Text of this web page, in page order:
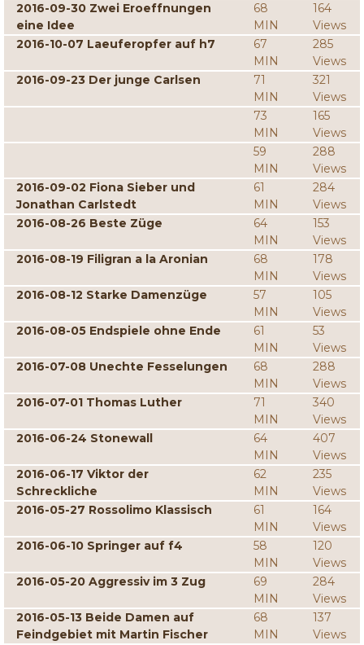
2016-09-30 Zwei Eroeffnungen
eine Idee
68
MIN
164
Views
2016-10-07 Laeuferopfer auf h7
67
MIN
285
Views
2016-09-23 Der junge Carlsen
71
MIN
321
Views
73
MIN
165
Views
59
MIN
288
Views
2016-09-02 Fiona Sieber und
Jonathan Carlstedt
61
MIN
284
Views
2016-08-26 Beste Züge
64
MIN
153
Views
2016-08-19 Filigran a la Aronian
68
MIN
178
Views
2016-08-12 Starke Damenzüge
57
MIN
105
Views
2016-08-05 Endspiele ohne Ende
61
MIN
53
Views
2016-07-08 Unechte Fesselungen
68
MIN
288
Views
2016-07-01 Thomas Luther
71
MIN
340
Views
2016-06-24 Stonewall
64
MIN
407
Views
2016-06-17 Viktor der
Schreckliche
62
MIN
235
Views
2016-05-27 Rossolimo Klassisch
61
MIN
164
Views
2016-06-10 Springer auf f4
58
MIN
120
Views
2016-05-20 Aggressiv im 3 Zug
69
MIN
284
Views
2016-05-13 Beide Damen auf
Feindgebiet mit Martin Fischer
68
MIN
137
Views